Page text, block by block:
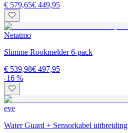
€ 579,65€ 449,95
Netatmo
Slimme Rookmelder 6-pack
€ 539,98€ 497,95
-16 %
eve
Water Guard + Sensorkabel uitbreiding